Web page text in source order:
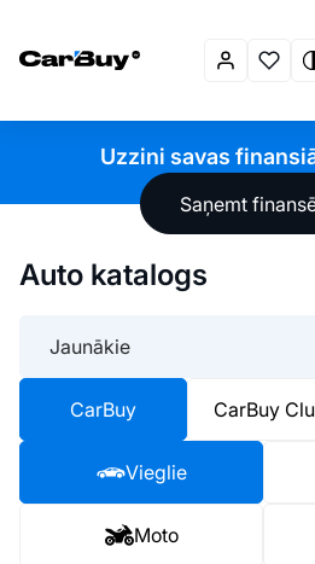
Uzzini savas
Saņemt
Auto katalogs
Jaunākie
CarBuy CarBuy
Vieglie
Moto